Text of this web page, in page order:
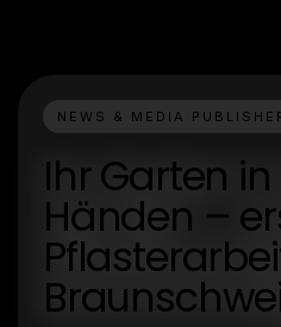
NEWS & MEDIA
Ihr Garten
Händen –